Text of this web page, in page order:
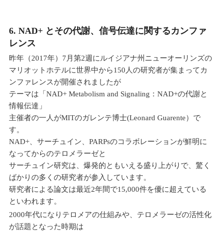
6. NAD+ とその代謝、信号伝達に関するカンファ
レンス
昨年（2017年）7月第2週にルイジアナ州ニューオーリンズの
マリオットホテルに世界中から150人の研究者が集まってカ
ンファレンスが開催されましたが
テーマは「NAD+ Metabolism and Signaling：NAD+の代謝と
情報伝達」
主催者の一人がMITのガレンテ博士(Leonard Guarente）で
す。
NAD+、サーチュイン、PARPsのコラボレーションが鮮明に
なってからのテロメラーゼと
サーチュイン研究は、爆発的ともいえる盛り上がりで、驚く
ばかりの多くの研究者が参入しています。
研究者による論文は最近2年間で15,000件を優に超えている
といわれます。
2000年代になりテロメアの仕組みや、テロメラーゼの活性化
が話題となった時期は